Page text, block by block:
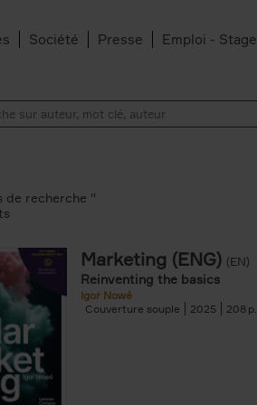
Société Presse Emploi - Stage
filter
de recherche ''
Marketing (ENG) (EN)
Reinventing the basics
Igor Nowé
Couverture souple
2025 208